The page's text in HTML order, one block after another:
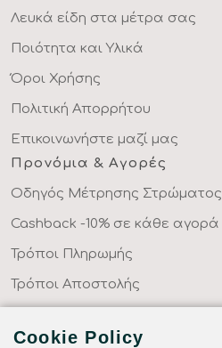
Λευκά είδη στα μέτρα σας
Ποιότητα και Υλικά
Όροι Χρήσης
Πολιτική Απορρήτου
Επικοινωνήστε μαζί μας
Προνόμια & Αγορές
Οδηγός Μέτρησης Στρώματος
Cashback -10% σε κάθε αγορά
Τρόποι Πληρωμής
Τρόποι Αποστολής
Συχνές Ερωτήσεις
Cookie Policy